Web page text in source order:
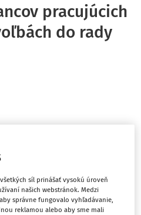
pracujúcich
do rady
zamestnancov do
síl prinášať vysokú úroveň
našich webstránok. Medzi
správne fungovalo vyhľadávanie,
reklamou alebo aby sme mali